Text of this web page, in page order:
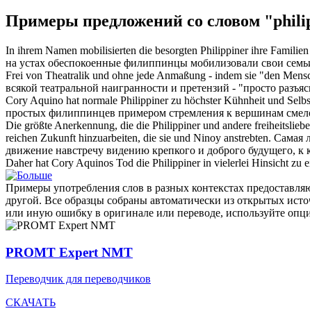
Примеры предложений со словом
In ihrem Namen mobilisierten die besorgten Philippinerihre Familien
на устах обеспокоенные филиппинцы мобилизовали свои
Frei von Theatralik und ohne jede Anmaßung - indem sie "den
всякой театральной наигранности и претензий - "просто
Cory Aquino hat normale Philippinerzu höchster Kühnheit und
простых филиппинцев примером стремления к вершинам
Die größte Anerkennung, die die Philippinerund andere
reichen Zukunft hinzuarbeiten, die sie und Ninoy anstrebten. Самая
движение навстречу видению крепкого и доброго будущего, к
Daher hat Cory Aquinos Tod die Philippinerin vielerlei Hinsicht zu
Примеры употребления слов в разных контекстах
другой. Все образцы собраны автоматически из открытых
или иную ошибку в оригинале или переводе, используйте
PROMT Expert NMT
Переводчик для переводчиков
СКАЧАТЬ